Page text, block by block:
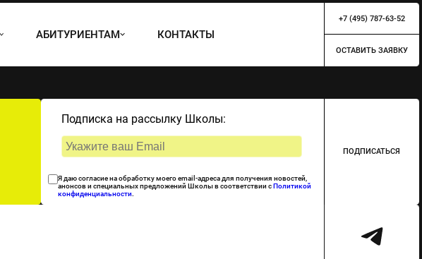
АБИТУРИЕНТАМ КОНТАКТЫ
+7 (495) 787-63-52
ОСТАВИТЬ ЗАЯВКУ
Подписка на рассылку Школы:
Я даю согласие на обработку моего email-адреса для получения новостей,
анонсов и специальных предложений Школы в соответствии сПолитикой
конфиденциальности.
ПОДПИСАТЬСЯ